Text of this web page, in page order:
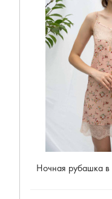
Ночная рубашка в